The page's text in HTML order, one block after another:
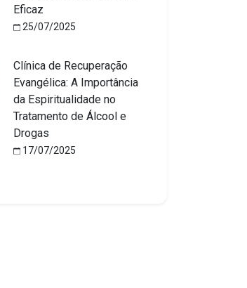
Eficaz
25/07/2025
Clínica de Recuperação
Evangélica: A Importância
da Espiritualidade no
Tratamento de Álcool e
Drogas
17/07/2025